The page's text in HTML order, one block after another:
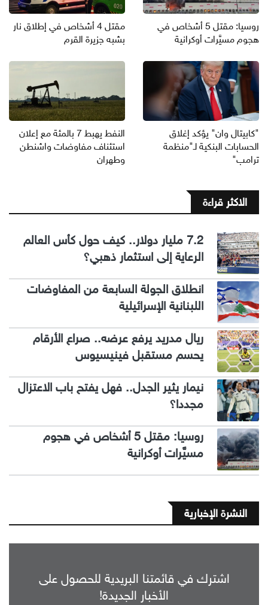
روسيا: مقتل 5 أشخاص في
هجوم مسيَّرات أوكرانية
مقتل 4 أشخاص في إطلاق نار
بشبه جزيرة القرم
"كابيتال وان" يؤكد إغلاق
الحسابات البنكية لـ"منظمة
ترامب"
النفط يهبط 7 بالمئة مع إعلان
استئناف مفاوضات واشنطن
وطهران
الاكثر قراءة
7.2 مليار دولار.. كيف حول كأس العالم
الرعاية إلى استثمار ذهبي؟
انطلاق الجولة السابعة من المفاوضات
اللبنانية الإسرائيلية
ريال مدريد يرفع عرضه.. صراع الأرقام
يحسم مستقبل فينيسيوس
نيمار يثير الجدل.. فهل يفتح باب الاعتزال
مجددا؟
روسيا: مقتل 5 أشخاص في هجوم
مسيَّرات أوكرانية
النشرة الإخبارية
اشترك في قائمتنا البريدية للحصول على
الأخبار الجديدة!